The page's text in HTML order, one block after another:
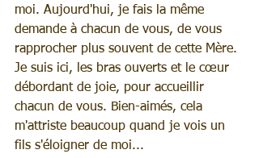
moi. Aujourd'hui, je fais la même
demande à chacun de vous, de vous
rapprocher plus souvent de cette Mère.
Je suis ici, les bras ouverts et le cœur
débordant de joie, pour accueillir
chacun de vous. Bien-aimés, cela
m'attriste beaucoup quand je vois un
fils s'éloigner de moi...